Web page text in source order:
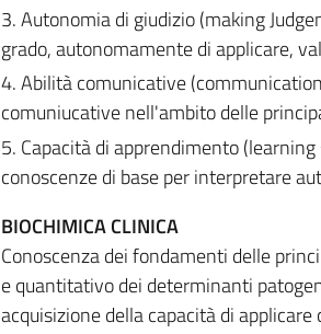
3. Autonomia di giudizio (making
grado, autonomamente di applicare,
4. Abilità comunicative
comuniucative nell'ambito delle
5. Capacità di apprendimento
conoscenze di base per interpretare
BIOCHIMICA CLINICA
Conoscenza dei fondamenti delle
e quantitativo dei determinanti
acquisizione della capacità di